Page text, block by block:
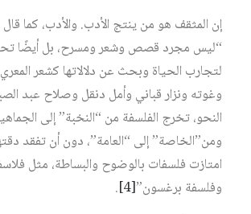
إن المثقف هو من ينتج الأدب. والأدب، كما
“ليس مجرد قصص وشعر ومسرح، بل أيضًا
لتجارب الحياة وبحث عن دلالاتها كشعر
وغوته ونزار قباني وأمل دنقل وصلاح عبد
النحو، تخرج الفلسفة من “النخبة” إلى
ومن”الخاصة” إلى “العامة”، دون أن تفقد
امتازت فلسفات بالوضوح والبساطة، مثل
وفلسفة برغسون”[4]
.